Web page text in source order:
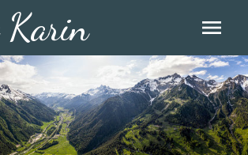
Karin menu